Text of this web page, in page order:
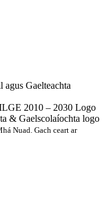
Nuad. Gach ceart ar